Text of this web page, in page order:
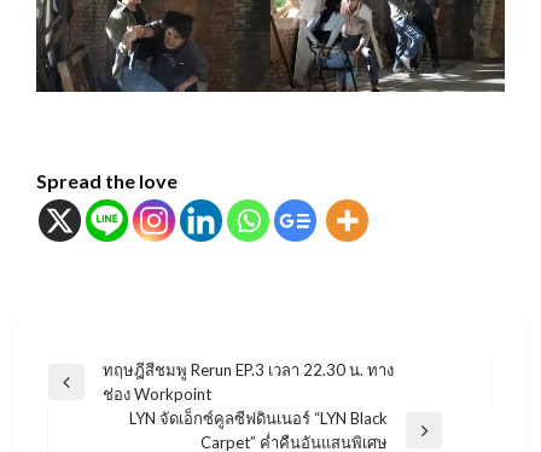
Spread the love
แนะแนว
Previous
ทฤษฎีสีชมพู Rerun EP.3 เวลา 22.30 น. ทาง
ช่อง Workpoint
LYN จัดเอ็กซ์คูลซีฟดินเนอร์ “LYN Black
Carpet” ค่ำคืนอันแสนพิเศษ